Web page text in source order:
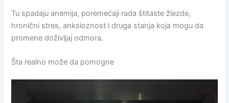
Tu spadaju anemija, poremećaji rada štitaste žlezde,
hronični stres, anksioznost i druga stanja koja mogu da
promene doživljaj odmora.
Šta realno može da pomogne